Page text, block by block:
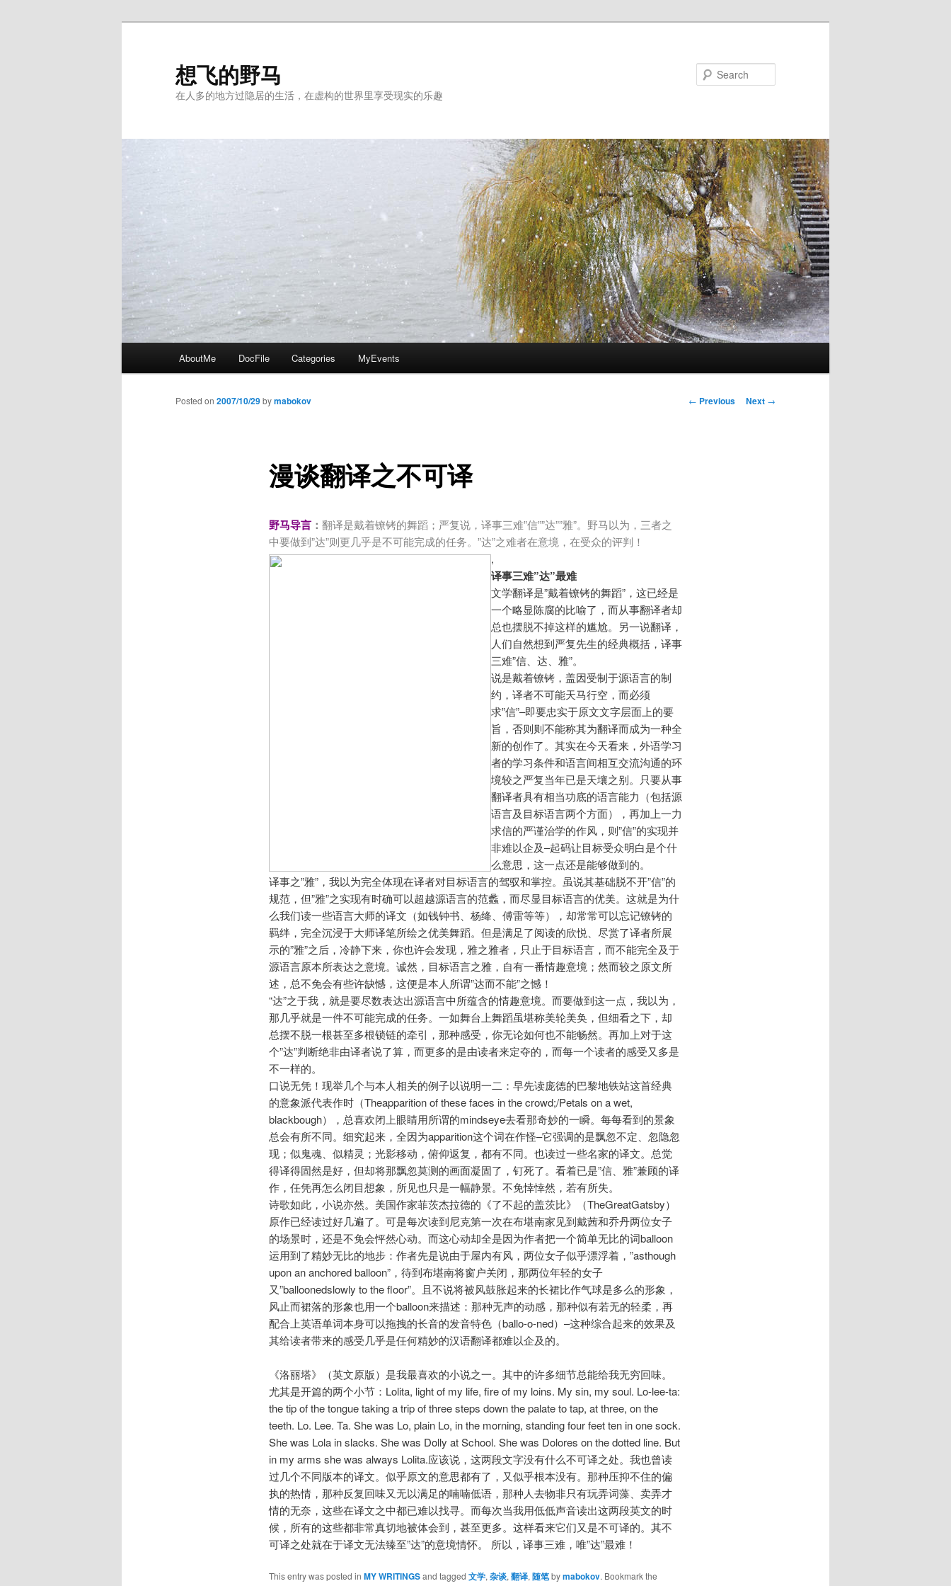
想飞的野马
在人多的地方过隐居的生活，在虚构的世界里享受现实的乐趣
AboutMe DocFile Categories MyEvents
Post
← Previous Next →
漫谈翻译之不可译
Posted on 2007/10/29bymabokov
野马导言： 翻译是戴着镣铐的舞蹈；严复说，译事三难”信””达””雅”。野马以为，三者之
中要做到”达”则更几乎是不可能完成的任务。”达”之难者在意境，在受众的评判！
,
译事三难”达”最难
文学翻译是”戴着镣铐的舞蹈”，这已经是
一个略显陈腐的比喻了，而从事翻译者却
总也摆脱不掉这样的尴尬。另一说翻译，
人们自然想到严复先生的经典概括，译事
三难”信、达、雅”。
说是戴着镣铐，盖因受制于源语言的制
约，译者不可能天马行空，而必须
求”信”–即要忠实于原文文字层面上的要
旨，否则则不能称其为翻译而成为一种全
新的创作了。其实在今天看来，外语学习
者的学习条件和语言间相互交流沟通的环
境较之严复当年已是天壤之别。只要从事
翻译者具有相当功底的语言能力（包括源
语言及目标语言两个方面），再加上一力
求信的严谨治学的作风，则”信”的实现并
非难以企及–起码让目标受众明白是个什
么意思，这一点还是能够做到的。
译事之”雅”，我以为完全体现在译者对目标语言的驾驭和掌控。虽说其基础脱不开”信”的
规范，但”雅”之实现有时确可以超越源语言的范蠡，而尽显目标语言的优美。这就是为什
么我们读一些语言大师的译文（如钱钟书、杨绛、傅雷等等），却常常可以忘记镣铐的
羁绊，完全沉浸于大师译笔所绘之优美舞蹈。但是满足了阅读的欣悦、尽赏了译者所展
示的”雅”之后，冷静下来，你也许会发现，雅之雅者，只止于目标语言，而不能完全及于
源语言原本所表达之意境。诚然，目标语言之雅，自有一番情趣意境；然而较之原文所
述，总不免会有些许缺憾，这便是本人所谓”达而不能”之憾！
“达”之于我，就是要尽数表达出源语言中所蕴含的情趣意境。而要做到这一点，我以为，
那几乎就是一件不可能完成的任务。一如舞台上舞蹈虽堪称美轮美奂，但细看之下，却
总摆不脱一根甚至多根锁链的牵引，那种感受，你无论如何也不能畅然。再加上对于这
个”达”判断绝非由译者说了算，而更多的是由读者来定夺的，而每一个读者的感受又多是
不一样的。
口说无凭！现举几个与本人相关的例子以说明一二：早先读庞德的巴黎地铁站这首经典
的意象派代表作时（Theapparition of these faces in the crowd;/Petals on a wet,
blackbough），总喜欢闭上眼睛用所谓的mindseye去看那奇妙的一瞬。每每看到的景象
总会有所不同。细究起来，全因为apparition这个词在作怪–它强调的是飘忽不定、忽隐忽
现；似鬼魂、似精灵；光影移动，俯仰返复，都有不同。也读过一些名家的译文。总觉
得译得固然是好，但却将那飘忽莫测的画面凝固了，钉死了。看着已是”信、雅”兼顾的译
作，任凭再怎么闭目想象，所见也只是一幅静景。不免悻悻然，若有所失。
诗歌如此，小说亦然。美国作家菲茨杰拉德的《了不起的盖茨比》（TheGreatGatsby）
原作已经读过好几遍了。可是每次读到尼克第一次在布堪南家见到戴茜和乔丹两位女子
的场景时，还是不免会怦然心动。而这心动却全是因为作者把一个简单无比的词balloon
运用到了精妙无比的地步：作者先是说由于屋内有风，两位女子似乎漂浮着，”asthough
upon an anchored balloon”，待到布堪南将窗户关闭，那两位年轻的女子
又”balloonedslowly to the floor”。且不说将被风鼓胀起来的长裙比作气球是多么的形象，
风止而裙落的形象也用一个balloon来描述：那种无声的动感，那种似有若无的轻柔，再
配合上英语单词本身可以拖拽的长音的发音特色（ballo-o-ned）–这种综合起来的效果及
其给读者带来的感受几乎是任何精妙的汉语翻译都难以企及的。
《洛丽塔》（英文原版）是我最喜欢的小说之一。其中的许多细节总能给我无穷回味。
尤其是开篇的两个小节：Lolita, light of my life, fire of my loins. My sin, my soul. Lo-lee-ta:
the tip of the tongue taking a trip of three steps down the palate to tap, at three, on the
teeth. Lo. Lee. Ta. She was Lo, plain Lo, in the morning, standing four feet ten in one sock.
She was Lola in slacks. She was Dolly at School. She was Dolores on the dotted line. But
in my arms she was always Lolita.应该说，这两段文字没有什么不可译之处。我也曾读
过几个不同版本的译文。似乎原文的意思都有了，又似乎根本没有。那种压抑不住的偏
执的热情，那种反复回味又无以满足的喃喃低语，那种人去物非只有玩弄词藻、卖弄才
情的无奈，这些在译文之中都已难以找寻。而每次当我用低低声音读出这两段英文的时
候，所有的这些都非常真切地被体会到，甚至更多。这样看来它们又是不可译的。其不
可译之处就在于译文无法臻至”达”的意境情怀。 所以，译事三难，唯”达”最难！
This entry was posted in MY WRITINGSand tagged 文学,杂谈,翻译,随笔bymabokov. Bookmark the